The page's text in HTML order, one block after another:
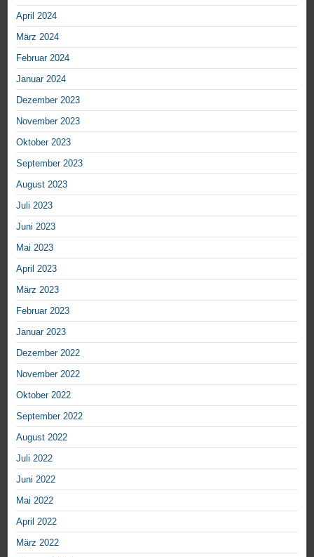
April 2024
März 2024
Februar 2024
Januar 2024
Dezember 2023
November 2023
Oktober 2023
September 2023
August 2023
Juli 2023
Juni 2023
Mai 2023
April 2023
März 2023
Februar 2023
Januar 2023
Dezember 2022
November 2022
Oktober 2022
September 2022
August 2022
Juli 2022
Juni 2022
Mai 2022
April 2022
März 2022